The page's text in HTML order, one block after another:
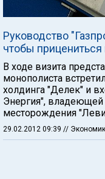
Руководство
чтобы прицениться
В ходе визита
монополиста
холдинга "Делек" и
Энергия", владеющей
месторождения
29.02.2012 09:39 //